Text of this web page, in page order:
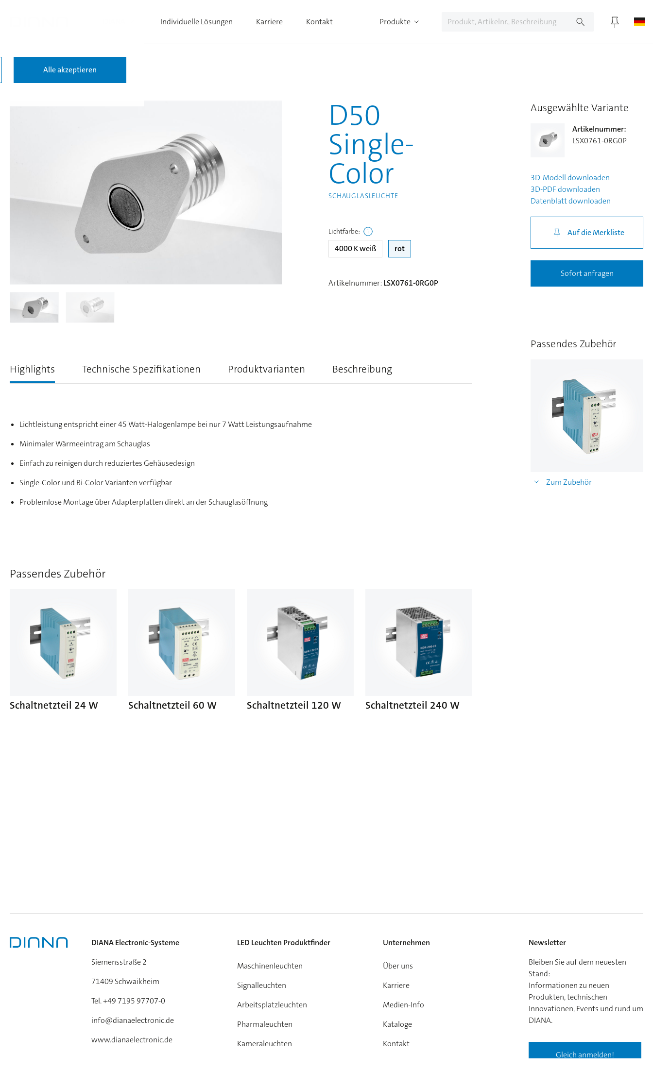
Individuelle Lösungen Karriere Kontakt Produkte
Zurück zu den Ergebnissen
D50
Single-
Color
SCHAUGLASLEUCHTE
Lichtfarbe:
4000 K weiß rot
Artikelnummer:LSX0761-0RG0P
Highlights Technische Spezifikationen Produktvarianten Beschreibung
Lichtleistung entspricht einer 45 Watt-Halogenlampe bei nur 7 Watt Leistungsaufnahme
Minimaler Wärmeeintrag am Schauglas
Einfach zu reinigen durch reduziertes Gehäusedesign
Single-Color und Bi-Color Varianten verfügbar
Problemlose Montage über Adapterplatten direkt an der Schauglasöffnung
Passendes Zubehör
Schaltnetzteil 24 W Schaltnetzteil 60 W Schaltnetzteil 120 W Schaltnetzteil 240 W
Ausgewählte Variante
Artikelnummer:
LSX0761-0RG0P
3D-Modelldownloaden
3D-PDFdownloaden
Datenblattdownloaden
Auf die Merkliste
Sofort anfragen
Passendes Zubehör
Zum Zubehör
DIANA Electronic-Systeme
Siemensstraße 2
71409 Schwaikheim
Tel. +49 7195 97707-0
info@dianaelectronic.de
www.dianaelectronic.de
LED Leuchten Produktfinder
Maschinenleuchten
Signalleuchten
Arbeitsplatzleuchten
Pharmaleuchten
Kameraleuchten
Unternehmen
Über uns
Karriere
Medien-Info
Kataloge
Kontakt
Newsletter
Bleiben Sie auf dem neuesten
Stand:
Informationen zu neuen
Produkten, technischen
Innovationen, Events und rund um
DIANA.
Gleich anmelden!
Alle akzeptieren